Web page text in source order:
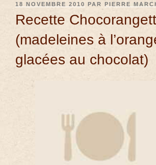
18 NOVEMBRE 2010 PAR PIERRE
Recette
(madeleines à
glacées au chocolat)